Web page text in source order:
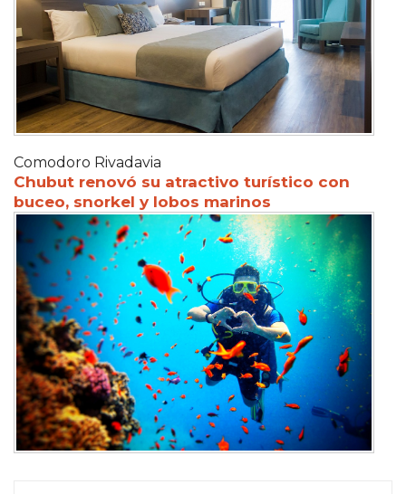
Comodoro Rivadavia
Chubut renovó su atractivo turístico con
buceo, snorkel y lobos marinos